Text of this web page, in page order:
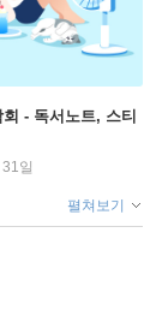
- 독서노트, 스티
일
펼쳐보기